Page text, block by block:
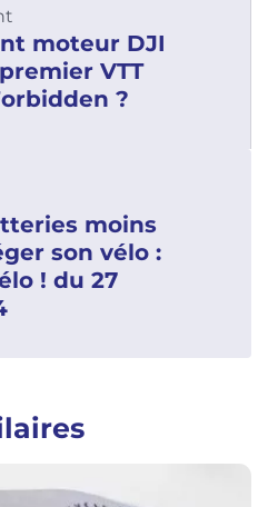
moteur DJI
VTT
?
moins
son vélo :
! du 27